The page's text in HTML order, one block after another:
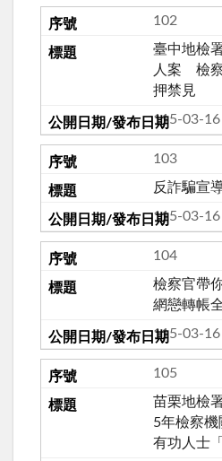
102
臺中地檢
人案 檢
押禁見
115-03-16
103
反詐騙宣
115-03-16
104
檢察官帶
網戀轉帳
115-03-16
105
苗栗地檢
5年檢察
有功人士